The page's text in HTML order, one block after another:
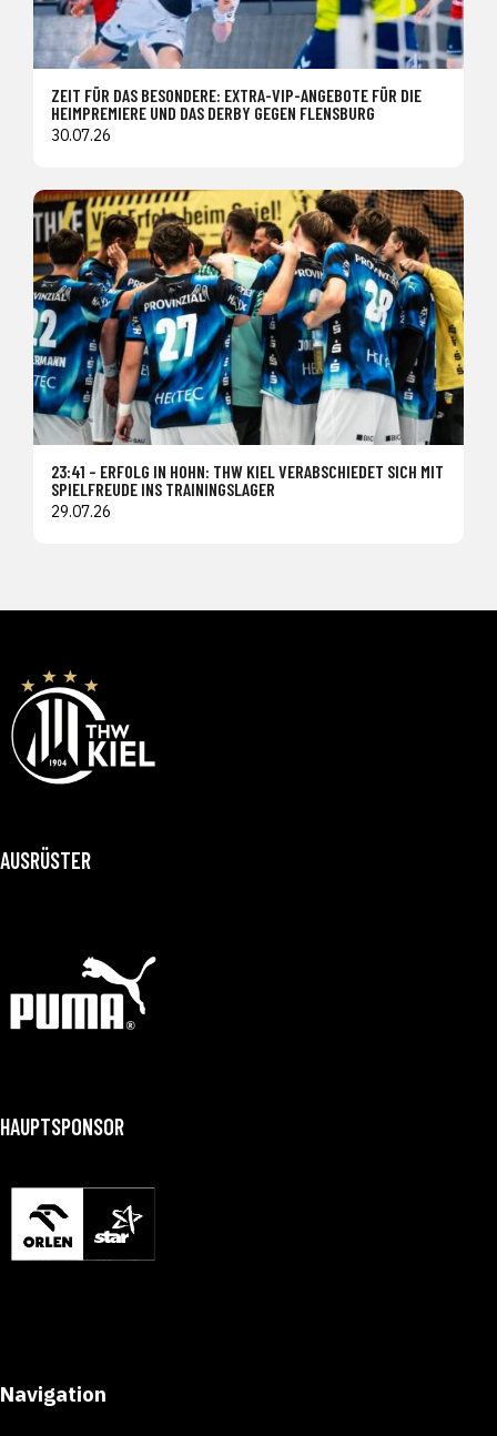
ZEIT FÜR DAS BESONDERE: EXTRA-VIP-ANGEBOTE FÜR DIE
HEIMPREMIERE UND DAS DERBY GEGEN FLENSBURG
30.07.26
23:41 – ERFOLG IN HOHN: THW KIEL VERABSCHIEDET SICH MIT
SPIELFREUDE INS TRAININGSLAGER
29.07.26
AUSRÜSTER
HAUPTSPONSOR
Navigation